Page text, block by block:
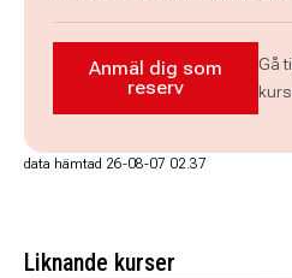
Anmäl dig som
Anmäl dig som
reserv
Gå
data hämtad 26-08-07 02.37
Liknande kurser